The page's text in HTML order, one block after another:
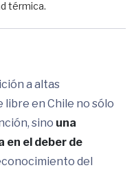
térmica.
a altas
en Chile no sólo
sino una
en el deber de
del